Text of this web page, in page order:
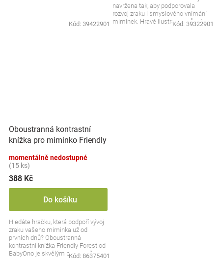
Kód: 39422901
navržena tak, aby podporovala
rozvoj zraku i smyslového vnímání
miminek. Hravé ilustrace a různé
Kód: 39322901
Oboustranná kontrastní
knížka pro miminko Friendly
momentálně nedostupné
(15 ks)
388 Kč
Do košíku
Hledáte hračku, která podpoří vývoj
zraku vašeho miminka už od
prvních dnů? Oboustranná
kontrastní knížka Friendly Forest od
BabyOno je skvělým pomocníkem
Kód: 86375401